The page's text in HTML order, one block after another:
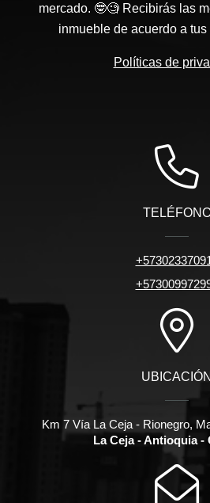
mercado. 🤓🧐 Recibirás las
inmueble de acuerdo a
Políticas de
UBICACIÓN
Km 7 Vía La Ceja - Rionegro,
La Ceja - Antioquia -